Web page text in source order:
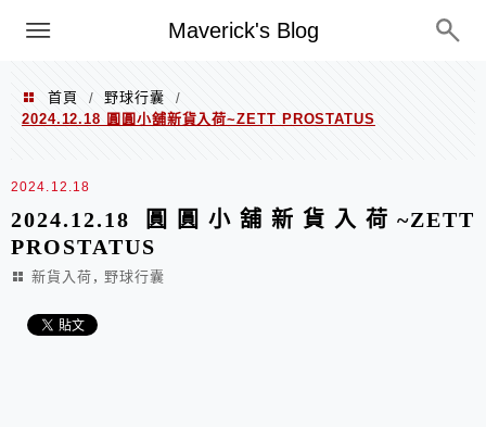
Maverick's Blog
Menu
首頁 / 野球行囊
/
2024.12.18 圓圓小舖新貨入荷~ZETT PROSTATUS
2024.12.18
2024.12.18 圓圓小舖新貨入荷~ZETT
PROSTATUS
新貨入荷 , 野球行囊